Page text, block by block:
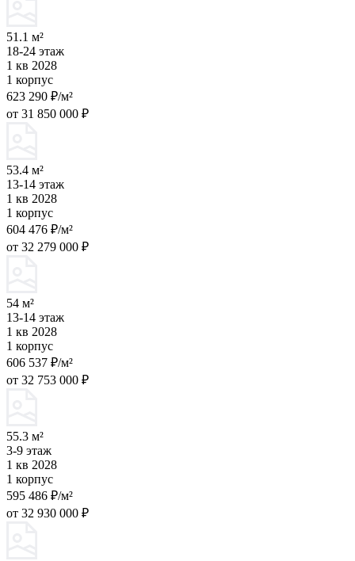
51.1 м²
18-24 этаж
1 кв 2028
1 корпус
623 290 ₽/м²
от 31 850 000 ₽
53.4 м²
13-14 этаж
1 кв 2028
1 корпус
604 476 ₽/м²
от 32 279 000 ₽
54 м²
13-14 этаж
1 кв 2028
1 корпус
606 537 ₽/м²
от 32 753 000 ₽
55.3 м²
3-9 этаж
1 кв 2028
1 корпус
595 486 ₽/м²
от 32 930 000 ₽